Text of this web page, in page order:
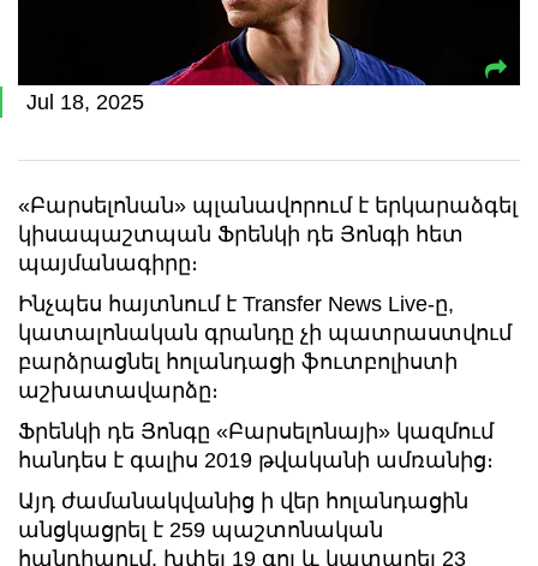
Jul 18, 2025
«Բարսելոնան» պլանավորում է երկարաձգել
կիսապաշտպան Ֆրենկի դե Յոնգի հետ
պայմանագիրը։
Ինչպես հայտնում է Transfer News Live-ը,
կատալոնական գրանդը չի պատրաստվում
բարձրացնել հոլանդացի ֆուտբոլիստի
աշխատավարձը։
Ֆրենկի դե Յոնգը «Բարսելոնայի» կազմում
հանդես է գալիս 2019 թվականի ամռանից։
Այդ ժամանակվանից ի վեր հոլանդացին
անցկացրել է 259 պաշտոնական
հանդիպում, խփել 19 գոլ և կատարել 23